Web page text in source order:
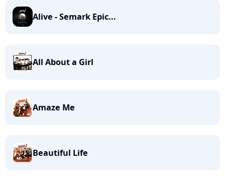
Alive - Semark Epic...
All About a Girl
Amaze Me
Beautiful Life